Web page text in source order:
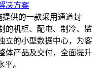
决方案
提供的一款采用通道封
的机柜、配电、制冷、监
立的小型数据中心，为客
体产品及交付，全面提升
。